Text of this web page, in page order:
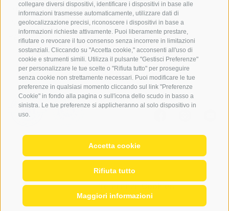
collegare diversi dispositivi, identificare i dispositivi in base alle
informazioni trasmesse automaticamente, utilizzare dati di
geolocalizzazione precisi, riconoscere i dispositivi in base a
informazioni richieste attivamente. Puoi liberamente prestare,
rifiutare o revocare il tuo consenso senza incorrere in limitazioni
sostanziali. Cliccando su "Accetta cookie," acconsenti all'uso di
cookie e strumenti simili. Utilizza il pulsante "Gestisci Preferenze"
per personalizzare le tue scelte o "Rifiuta tutto" per proseguire
senza cookie non strettamente necessari. Puoi modificare le tue
preferenze in qualsiasi momento cliccando sul link "Preferenze
Cookie" in fondo alla pagina o sull'icona dello scudo in basso a
sinistra. Le tue preferenze si applicheranno al solo dispositivo in
uso.
Accetta cookie
Rifiuta tutto
Maggiori informazioni
Login
Pagamento
Partner
© 2026 Globo Activ srl | de | en | IT02778720215
Credits |
Privacy | Preferenze Cookies